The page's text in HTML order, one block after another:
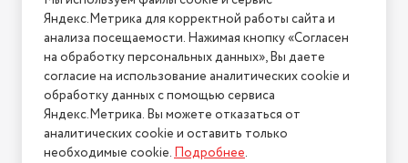
Условия возврата
Нашли ошибку на сайте? Напишите нам
2026 © Интернет-магазин "АстМаркет". У нас есть всё!
Политика конфиденциальности
Яндекс.Метрика для корректной работы сайта и
анализа посещаемости. Нажимая кнопку «Согласен
на обработку персональных данных», Вы даете
согласие на использование аналитических cookie и
обработку данных с помощью сервиса
Яндекс.Метрика. Вы можете отказаться от
аналитических cookie и оставить только
необходимые cookie.Подробнее.